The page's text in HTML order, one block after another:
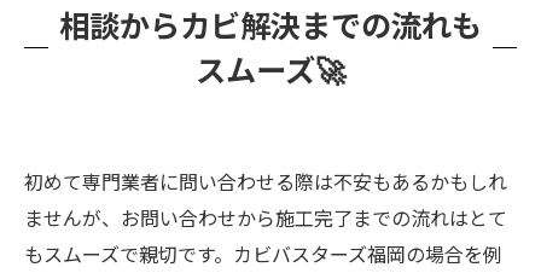
相談からカビ解決までの流れも
スムーズ🚀
初めて専門業者に問い合わせる際は不安もあるかもしれ
ませんが、お問い合わせから施工完了までの流れはとて
もスムーズで親切です。カビバスターズ福岡の場合を例